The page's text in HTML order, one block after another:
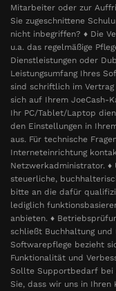
Mitarbeiter oder zur
Sie zugeschnittene
nicht inbegriffen? ♦ Die
u.a. das regelmäßige
Dienstleistungen oder
Leistungsumfang Ihres
sind schriftlich im
sich auf Ihrem JoeCash-
Ihr PC/Tablet/Laptop
den Einstellungen in
aus. Für technische
Interneteinrichtung
Netzwerkadministrator. ♦
steuerliche,
bitte an die dafür
lediglich
anbieten. ♦
schließt Buchhaltung und
Softwarepflege bezieht
Funktionalität und
Sollte Supportbedarf bei
Sie, dass wir uns in Ihren